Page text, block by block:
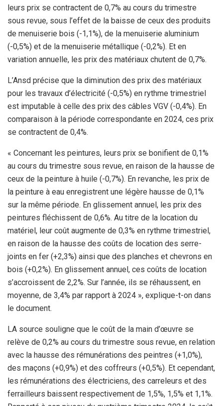
leurs prix se contractent de 0,7% au cours du trimestre
sous revue, sous l’effet de la baisse de ceux des produits
de menuiserie bois (-1,1%), de la menuiserie aluminium
(-0,5%) et de la menuiserie métallique (-0,2%). Et en
variation annuelle, les prix des matériaux chutent de 0,7%.
L’Ansd précise que la diminution des prix des matériaux
pour les travaux d’électricité (-0,5%) en rythme trimestriel
est imputable à celle des prix des câbles VGV (-0,4%). En
comparaison à la période correspondante en 2024, ces prix
se contractent de 0,4%.
« Concernant les peintures, leurs prix se bonifient de 0,1%
au cours du trimestre sous revue, en raison de la hausse de
ceux de la peinture à huile (-0,7%). En revanche, les prix de
la peinture à eau enregistrent une légère hausse de 0,1%
sur la même période. En glissement annuel, les prix des
peintures fléchissent de 0,6%. Au titre de la location du
matériel, leur coût augmente de 0,3% en rythme trimestriel,
en raison de la hausse des coûts de location des serre-
joints en fer (+2,3%) ainsi que des planches et chevrons en
bois (+0,2%). En glissement annuel, ces coûts de location
s’accroissent de 2,2%. Sur l’année, ils se réhaussent, en
moyenne, de 3,4% par rapport à 2024 », explique-t-on dans
le document.
LA source souligne que le coût de la main d’œuvre se
relève de 0,2% au cours du trimestre sous revue, en relation
avec la hausse des rémunérations des peintres (+1,0%),
des maçons (+0,9%) et des coffreurs (+0,5%). Et cependant,
les rémunérations des électriciens, des carreleurs et des
ferrailleurs baissent respectivement de 1,5%, 1,5% et 1,1%.